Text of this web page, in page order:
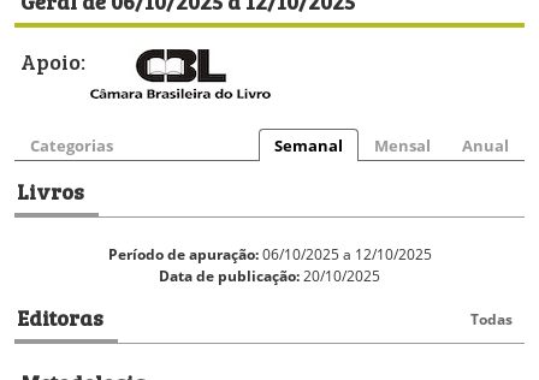
Apoio:
Categorias Semanal Mensal Anual
Livros
Período de apuração:06/10/2025 a 12/10/2025
Data de publicação:20/10/2025
Editoras Todas